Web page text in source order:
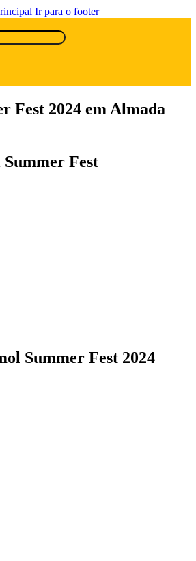
Ir para o footer
Fest 2024 em Almada
Fest
Summer Fest 2024